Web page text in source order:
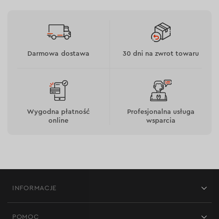
Darmowa dostawa 30 dni na zwrot towaru
Wygodna płatność
online
Profesjonalna usługa
wsparcia
INFORMACJE
POMOC